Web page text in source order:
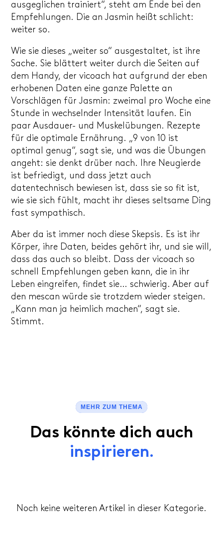
ausgeglichen trainiert“, steht am Ende bei den
Empfehlungen. Die an Jasmin heißt schlicht:
weiter so.
Wie sie dieses „weiter so“ ausgestaltet, ist ihre
Sache. Sie blättert weiter durch die Seiten auf
dem Handy, der vicoach hat aufgrund der eben
erhobenen Daten eine ganze Palette an
Vorschlägen für Jasmin: zweimal pro Woche eine
Stunde in wechselnder Intensität laufen. Ein
paar Ausdauer- und Muskelübungen. Rezepte
für die optimale Ernährung. „9 von 10 ist
optimal genug“, sagt sie, und was die Übungen
angeht: sie denkt drüber nach. Ihre Neugierde
ist befriedigt, und dass jetzt auch
datentechnisch bewiesen ist, dass sie so fit ist,
wie sie sich fühlt, macht ihr dieses seltsame Ding
fast sympathisch.
Aber da ist immer noch diese Skepsis. Es ist ihr
Körper, ihre Daten, beides gehört ihr, und sie will,
dass das auch so bleibt. Dass der vicoach so
schnell Empfehlungen geben kann, die in ihr
Leben eingreifen, findet sie… schwierig. Aber auf
den mescan würde sie trotzdem wieder steigen.
„Kann man ja heimlich machen“, sagt sie.
Stimmt.
MEHR ZUM THEMA
Das könnte dich auch
inspirieren.
Noch keine weiteren Artikel in dieser Kategorie.